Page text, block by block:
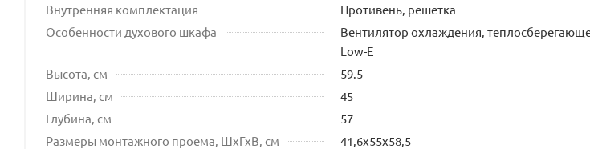
Внутренняя комплектация
Противень, решетка
Особенности духового шкафа
Вентилятор охлаждения,
Low-E
Высота, см
59.5
Ширина, см
45
Глубина, см
57
Размеры монтажного проема, ШхГхВ, см
41,6x55x58,5